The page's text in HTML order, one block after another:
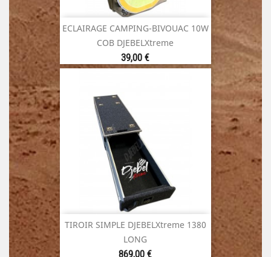
ECLAIRAGE CAMPING-BIVOUAC 10W
COB DJEBELXtreme
Prix
39,00 €
TIROIR SIMPLE DJEBELXtreme 1380
LONG
Prix
869,00 €